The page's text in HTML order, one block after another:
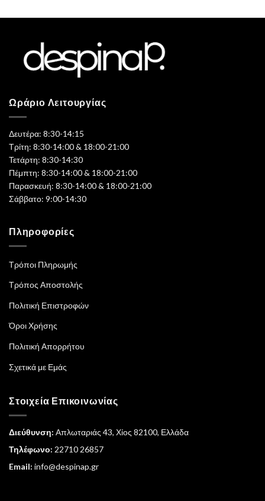
Ωράριο Λειτουργίας
Δευτέρα: 8:30-14:15
Τρίτη: 8:30-14:00 & 18:00-21:00
Τετάρτη: 8:30-14:30
Πέμπτη: 8:30-14:00 & 18:00-21:00
Παρασκευή: 8:30-14:00 & 18:00-21:00
Σάββατο: 9:00-14:30
Πληροφορίες
Τρόποι Πληρωμής
Τρόπος Αποστολής
Πολιτική Επιστροφών
Όροι Χρήσης
Πολιτική Απορρήτου
Σχετικά με Εμάς
Στοιχεία Επικοινωνίας
Διεύθυνση: Απλωταριάς 43, Χίος 82100, Ελλάδα
Τηλέφωνο: 22710 26857
Email: info@despinap.gr